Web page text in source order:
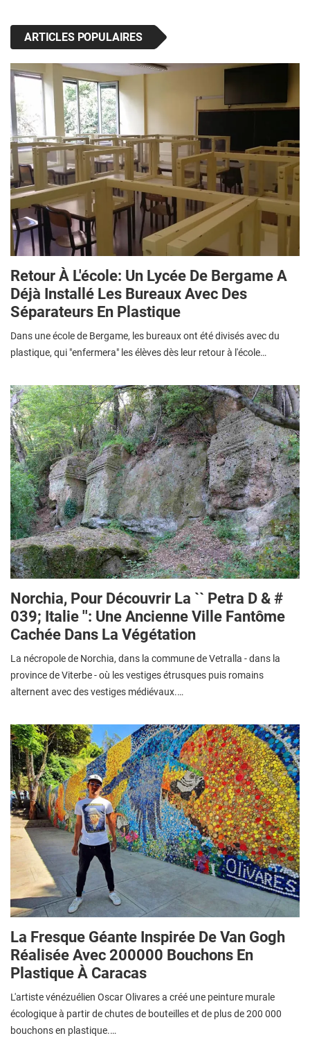
ARTICLES POPULAIRES
Retour À L'école: Un Lycée De Bergame A
Déjà Installé Les Bureaux Avec Des
Séparateurs En Plastique
Dans une école de Bergame, les bureaux ont été divisés avec du
plastique, qui "enfermera" les élèves dès leur retour à l'école…
Norchia, Pour Découvrir La `` Petra D & #
039; Italie '': Une Ancienne Ville Fantôme
Cachée Dans La Végétation
La nécropole de Norchia, dans la commune de Vetralla - dans la
province de Viterbe - où les vestiges étrusques puis romains
alternent avec des vestiges médiévaux.…
La Fresque Géante Inspirée De Van Gogh
Réalisée Avec 200000 Bouchons En
Plastique À Caracas
L'artiste vénézuélien Oscar Olivares a créé une peinture murale
écologique à partir de chutes de bouteilles et de plus de 200 000
bouchons en plastique.…